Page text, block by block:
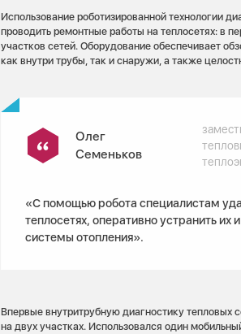
Использование роботизированной технологии
проводить ремонтные работы на теплосетях: в
участков сетей. Оборудование обеспечивает
как внутри трубы, так и снаружи, а также
Олег
Семеньков
«С помощью робота специалистам
теплосетях, оперативно устранить
системы отопления».
Впервые внутритрубную диагностику тепловых
на двух участках. Использовался один